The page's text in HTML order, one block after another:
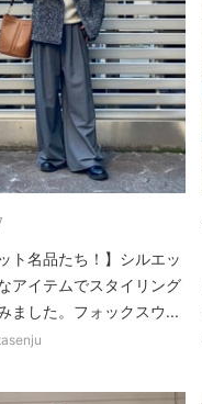
ト名品たち！】シルエッ
アイテムでスタイリング
ました。フォックスウ...